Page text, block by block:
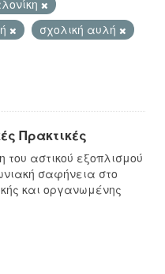
σχολική αυλή
Πρακτικές
του αστικού εξοπλισμού
σαφήνεια στο
και οργανωμένης